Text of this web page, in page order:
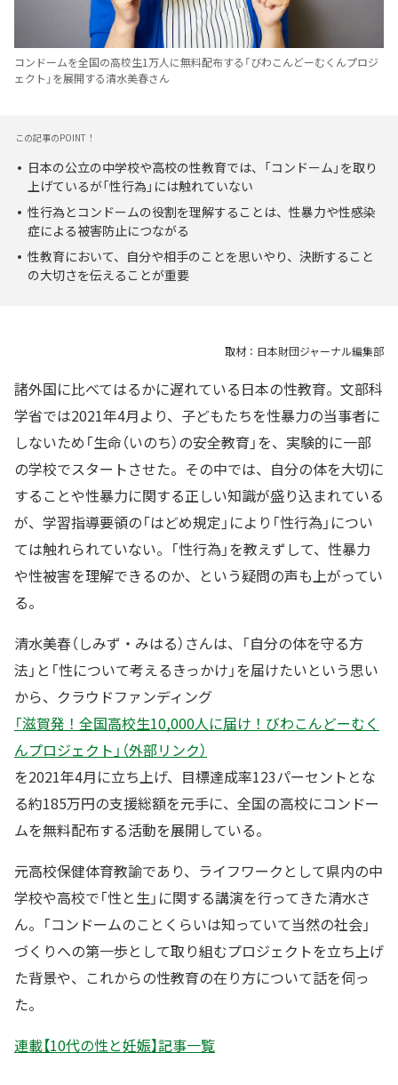
コンドームを全国の高校生1万人に無料配布する「びわこんどーむくんプロジ
ェクト」を展開する清水美春さん
この記事のPOINT！
日本の公立の中学校や高校の性教育では、「コンドーム」を取り
上げているが「性行為」には触れていない
性行為とコンドームの役割を理解することは、性暴力や性感染
症による被害防止につながる
性教育において、自分や相手のことを思いやり、決断すること
の大切さを伝えることが重要
取材：日本財団ジャーナル編集部
諸外国に比べてはるかに遅れている日本の性教育。文部科
学省では2021年4月より、子どもたちを性暴力の当事者に
しないため「生命（いのち）の安全教育」を、実験的に一部
の学校でスタートさせた。その中では、自分の体を大切に
することや性暴力に関する正しい知識が盛り込まれている
が、学習指導要領の「はどめ規定」により「性行為」につい
ては触れられていない。「性行為」を教えずして、性暴力
や性被害を理解できるのか、という疑問の声も上がってい
る。
清水美春（しみず・みはる）さんは、「自分の体を守る方
法」と「性について考えるきっかけ」を届けたいという思い
から、クラウドファンディング
「滋賀発！全国高校生10,000人に届け！びわこんどーむく
んプロジェクト」（外部リンク）
を2021年4月に立ち上げ、目標達成率123パーセントとな
る約185万円の支援総額を元手に、全国の高校にコンドー
ムを無料配布する活動を展開している。
元高校保健体育教諭であり、ライフワークとして県内の中
学校や高校で「性と生」に関する講演を行ってきた清水さ
ん。「コンドームのことくらいは知っていて当然の社会」
づくりへの第一歩として取り組むプロジェクトを立ち上げ
た背景や、これからの性教育の在り方について話を伺っ
た。
連載【10代の性と妊娠】記事一覧